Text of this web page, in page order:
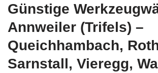
Günstige
Annweiler (Trifels) –
Queichhambach,
Sarnstall, Vieregg,